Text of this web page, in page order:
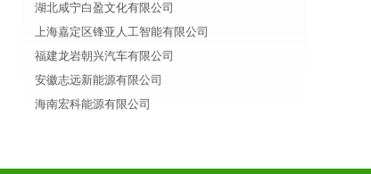
湖北咸宁白盈文化有限公司
上海嘉定区锋亚人工智能有限公司
福建龙岩朝兴汽车有限公司
安徽志远新能源有限公司
海南宏科能源有限公司